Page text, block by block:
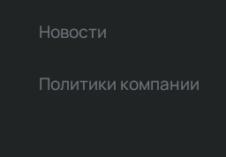
Новости
Политики компании